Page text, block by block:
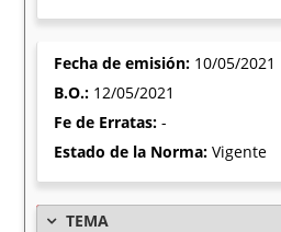
Fecha de emisión: 10/05/2021
B.O.: 12/05/2021
Fe de Erratas:-
Estado de la Norma:Vigente
TEMA